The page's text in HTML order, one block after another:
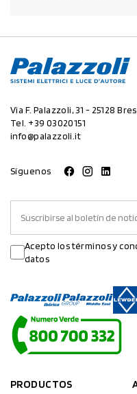
Via F. Palazzoli, 31 - 25128
Tel. +39 03020151
info@palazzoli.it
Síguenos
Acepto los términos y
datos
PRODUCTOS